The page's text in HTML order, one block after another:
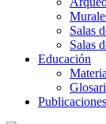
Salas
Salas
Educación
Publicaciones